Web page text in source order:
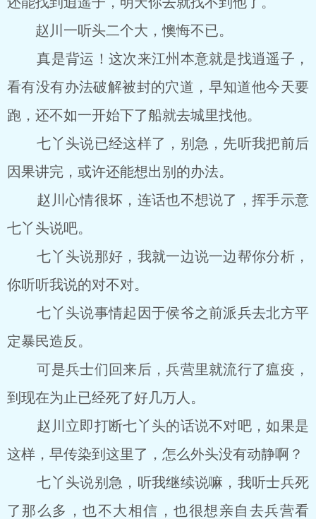
赵川一听头二个大，懊悔不已。
真是背运！这次来江州本意就是找逍遥子，
看有没有办法破解被封的穴道，早知道他今天要
跑，还不如一开始下了船就去城里找他。
七丫头说已经这样了，别急，先听我把前后
因果讲完，或许还能想出别的办法。
赵川心情很坏，连话也不想说了，挥手示意
七丫头说吧。
七丫头说那好，我就一边说一边帮你分析，
你听听我说的对不对。
七丫头说事情起因于侯爷之前派兵去北方平
定暴民造反。
可是兵士们回来后，兵营里就流行了瘟疫，
到现在为止已经死了好几万人。
赵川立即打断七丫头的话说不对吧，如果是
这样，早传染到这里了，怎么外头没有动静啊？
七丫头说别急，听我继续说嘛，我听士兵死
了那么多，也不大相信，也很想亲自去兵营看